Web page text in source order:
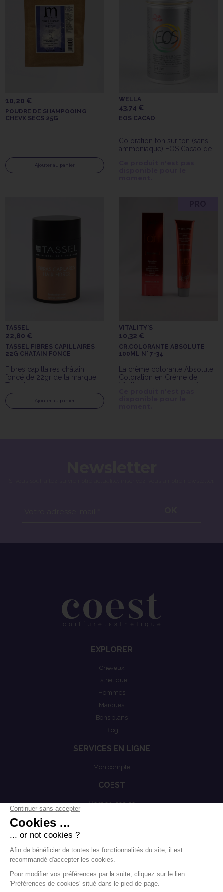
10,20 €
POUDRE DE SHAMPOOING
CHEVX SECS 25G
Ajouter au panier
WELLA
43,74 €
EOS CACAO
Coloration ton sur ton (sans
ammoniaque) EOS Cacao de
Wella Professionals
TASSEL
22,80 €
TASSEL FIBRES CAPILLAIRES
22G CHATAIN FONCE
Fibres capillaires châtain
foncé de 22gr de la marque
Tassel
Ajouter au panier
VITALITY'S
10,32 €
CR.COLORANTE ABSOLUTE
100ML N° 7-34
La crème colorante Absolute
Coloration en Crème de
Vitality's 7-34 est une crème
EXPLORER
Cheveux
Esthétique
Hommes
Marques
Bons plans
Blog
SERVICES EN LIGNE
Mon compte
COEST
Mention légales